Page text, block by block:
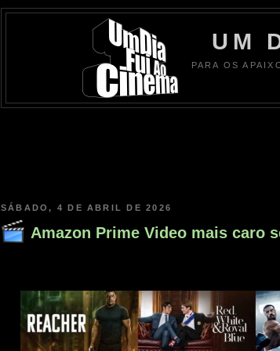
UM
PARA OS
SÁBADO, 4 DE ABRIL DE 2026
Amazon Prime Video mais caro